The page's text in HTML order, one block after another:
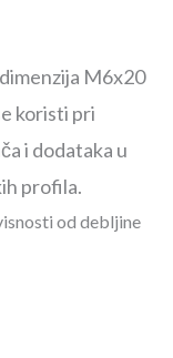
M6x20
koristi pri
i dodataka u
profila.
od debljine